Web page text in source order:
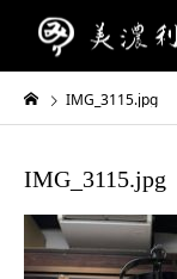
IMG_3115.jpg
IMG_3115.jpg